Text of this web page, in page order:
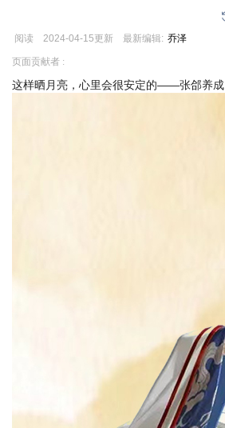
阅读 2024-04-15更新 最新编辑: 乔泽
跳
导
跳
搜
页面贡献者 :
这样晒月亮，心里会很安定的——张郃养成